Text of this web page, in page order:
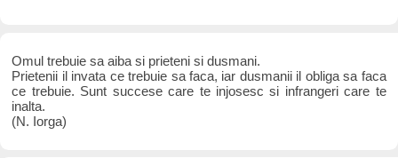
Omul trebuie sa aiba si prieteni si dusmani.
Prietenii il invata ce trebuie sa faca, iar dusmanii il obliga sa faca
ce trebuie. Sunt succese care te injosesc si infrangeri care te
inalta.
(N. Iorga)